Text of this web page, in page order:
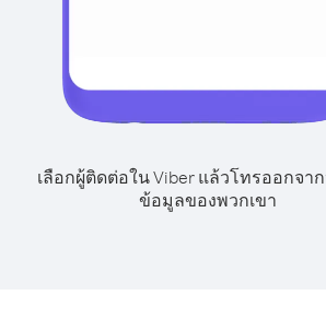
เลือกผู้ติดต่อใน Viber แล้วโทรออกจา
ข้อมูลของพวกเขา